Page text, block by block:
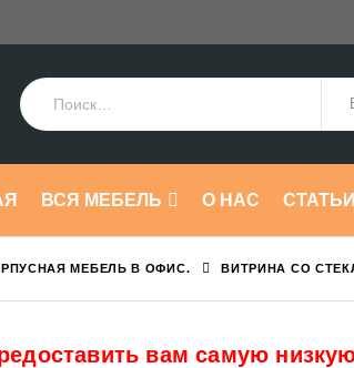
ВСЯ МЕБЕЛЬ О НАС СТАТЬИ
МЕБЕЛЬ В ОФИС. ВИТРИНА СО
вам самую